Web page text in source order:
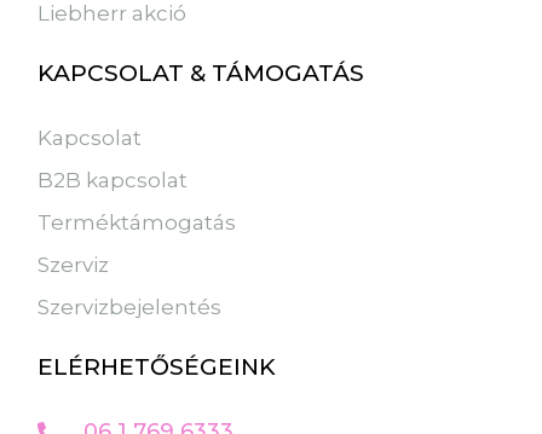
Liebherr akció
KAPCSOLAT & TÁMOGATÁS
Kapcsolat
B2B kapcsolat
Terméktámogatás
Szerviz
Szervizbejelentés
ELÉRHETŐSÉGEINK